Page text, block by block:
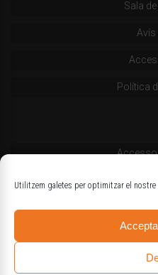
Utilitzem galetes per optimitzar el nostre
Sala
Avís
Política
Codi